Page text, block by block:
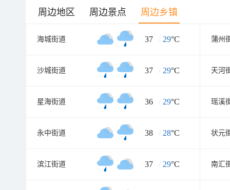
周边地区 周边景点 周边乡镇
海城街道 37 / 29°C 蒲州
沙城街道 37 / 29°C 天河
星海街道 36 / 29°C 瑶溪
永中街道 38 / 28°C 状元
滨江街道 37 / 29°C 南汇